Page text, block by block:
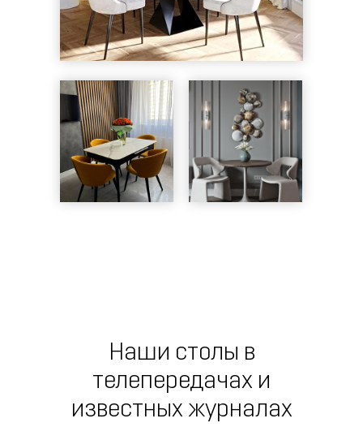
Наши столы в
телепередачах и
известных журналах